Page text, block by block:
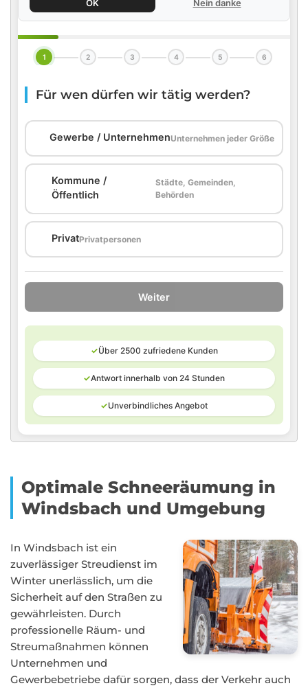
OK Nein danke
1 2 3 4 5 6
Für wen dürfen wir tätig werden?
Gewerbe / UnternehmenUnternehmen jeder Größe
Kommune /
Öffentlich
Städte, Gemeinden,
Behörden
PrivatPrivatpersonen
Weiter
✓Über 2500 zufriedene Kunden
✓Antwort innerhalb von 24 Stunden
✓Unverbindliches Angebot
Optimale Schneeräumung in
Windsbach und Umgebung
In Windsbach ist ein
zuverlässiger Streudienst im
Winter unerlässlich, um die
Sicherheit auf den Straßen zu
gewährleisten. Durch
professionelle Räum- und
Streumaßnahmen können
Unternehmen und
Gewerbebetriebe dafür sorgen, dass der Verkehr auch